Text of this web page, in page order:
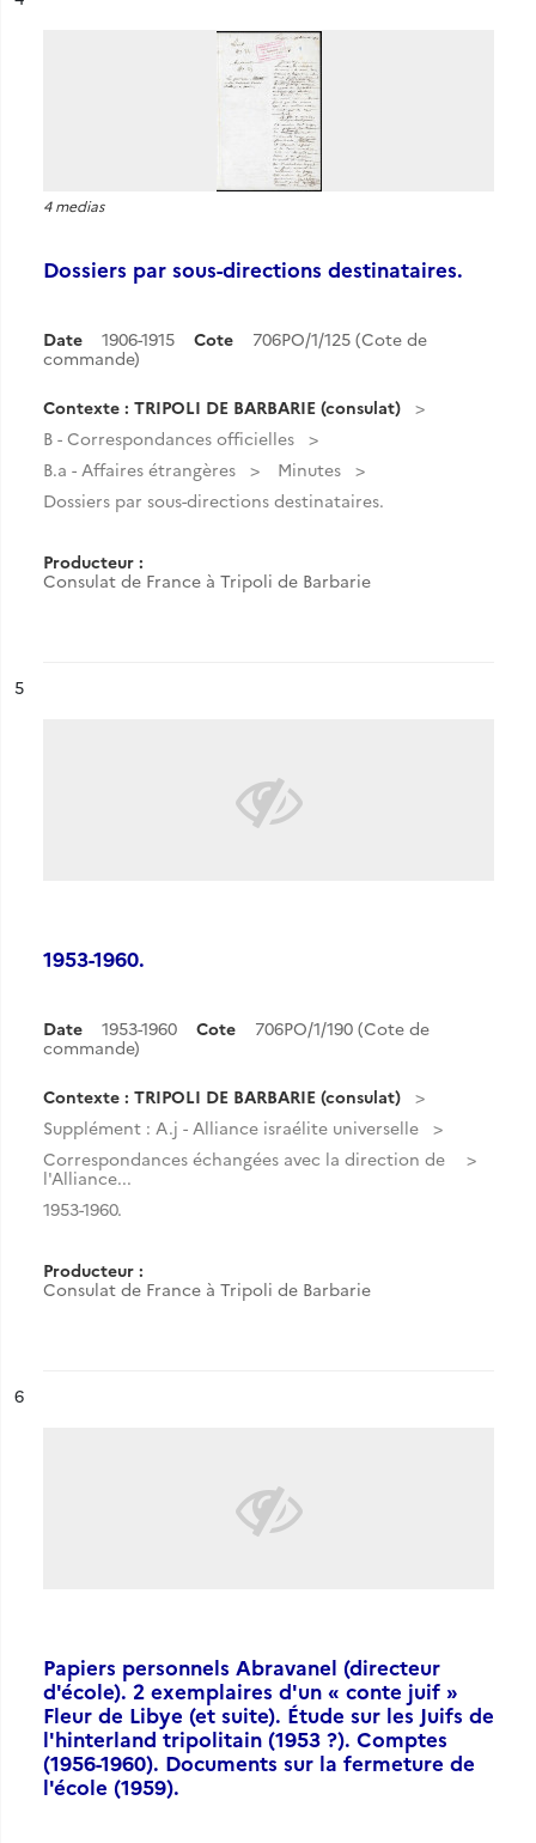
4 medias
Dossiers par sous-directions destinataires.
Date 1906-1915 Cote
706PO/1/125 (Cote de
commande)
Contexte : TRIPOLI DE BARBARIE (consulat)
B - Correspondances officielles
B.a - Affaires étrangères
Minutes
Dossiers par sous-directions destinataires.
Producteur :
Consulat de France à Tripoli de Barbarie
n°
5
1953-1960.
Date 1953-1960 Cote
706PO/1/190 (Cote de
commande)
Contexte : TRIPOLI DE BARBARIE (consulat)
Supplément : A.j - Alliance israélite universelle
Correspondances échangées avec la direction de
l'Alliance...
1953-1960.
Producteur :
Consulat de France à Tripoli de Barbarie
n°
6
Papiers personnels Abravanel (directeur
d'école). 2 exemplaires d'un « conte juif »
Fleur de Libye (et suite). Étude sur les Juifs de
l'hinterland tripolitain (1953 ?). Comptes
(1956-1960). Documents sur la fermeture de
l'école (1959).